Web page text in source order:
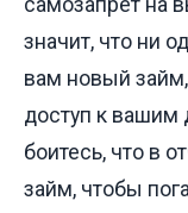
самозапрет на
значит, что ни
вам новый
доступ к вашим
боитесь, что в
займ, чтобы